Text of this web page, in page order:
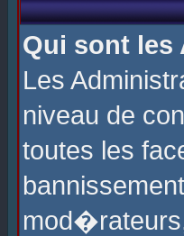
Qui sont les
Les
niveau de
toutes les